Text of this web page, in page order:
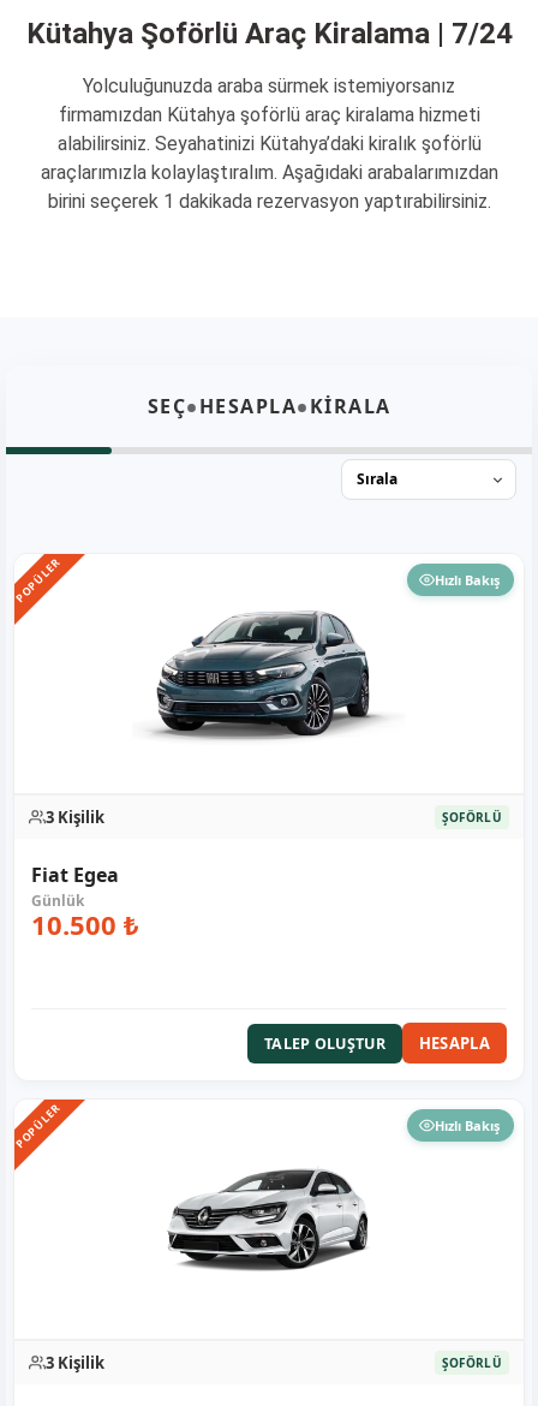
Kütahya Şoförlü Araç Kiralama | 7/24
Yolculuğunuzda araba sürmek istemiyorsanız
firmamızdan Kütahya şoförlü araç kiralama hizmeti
alabilirsiniz. Seyahatinizi Kütahya’daki kiralık şoförlü
araçlarımızla kolaylaştıralım. Aşağıdaki arabalarımızdan
birini seçerek 1 dakikada rezervasyon yaptırabilirsiniz.
SEÇ•HESAPLA•KİRALA
POPÜLER Hızlı Bakış
3 Kişilik ŞOFÖRLÜ
Fiat Egea
10.500 ₺
TALEP OLUŞTUR HESAPLA
POPÜLER Hızlı Bakış
3 Kişilik ŞOFÖRLÜ